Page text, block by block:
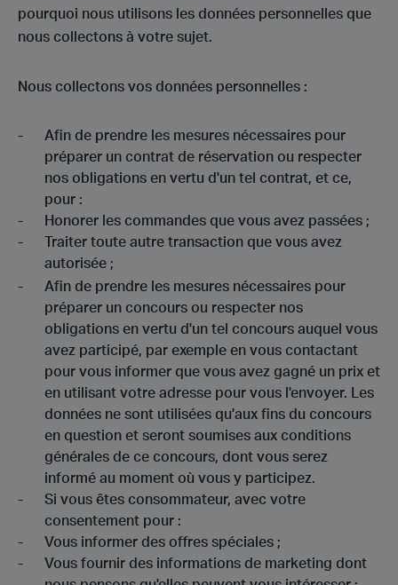
pourquoi nous utilisons les données personnelles que
nous collectons à votre sujet.
Nous collectons vos données personnelles :
Afin de prendre les mesures nécessaires pour
préparer un contrat de réservation ou respecter
nos obligations en vertu d'un tel contrat, et ce,
pour :
Honorer les commandes que vous avez passées ;
Traiter toute autre transaction que vous avez
autorisée ;
Afin de prendre les mesures nécessaires pour
préparer un concours ou respecter nos
obligations en vertu d'un tel concours auquel vous
avez participé, par exemple en vous contactant
pour vous informer que vous avez gagné un prix et
en utilisant votre adresse pour vous l'envoyer. Les
données ne sont utilisées qu'aux fins du concours
en question et seront soumises aux conditions
générales de ce concours, dont vous serez
informé au moment où vous y participez.
Si vous êtes consommateur, avec votre
consentement pour :
Vous informer des offres spéciales ;
Vous fournir des informations de marketing dont